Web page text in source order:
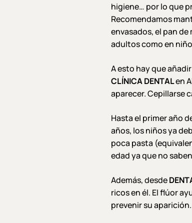
higiene… por lo que
Recomendamos
envasados, el pan
adultos como en
A esto hay que
CLÍNICA DENTALen
aparecer. Cepillarse
Hasta el primer año
años, los niños ya
poca pasta
edad ya que no
Además, desde
ricos en él. El flúor
prevenir su aparición.